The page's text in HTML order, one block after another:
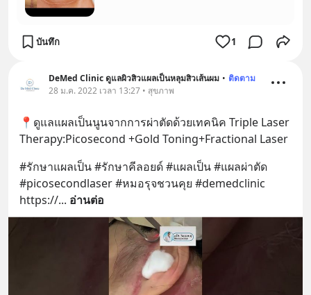
บันทึก 1
DeMed Clinic ดูแลผิวสิวแผลเป็นหลุมสิวเส้นผม • ติดตาม
28 ม.ค. 2022 เวลา 13:27 • สุขภาพ
📍ดูแลแผลเป็นนูนจากการผ่าตัดด้วยเทคนิค Triple Laser
Therapy:Picosecond +Gold Toning+Fractional Laser
#รักษาแผลเป็น #รักษาคีลอยด์ #แผลเป็น #แผลผ่าตัด
#picosecondlaser #หมอรุจชวนคุย #demedclinic
https://... อ่านต่อ